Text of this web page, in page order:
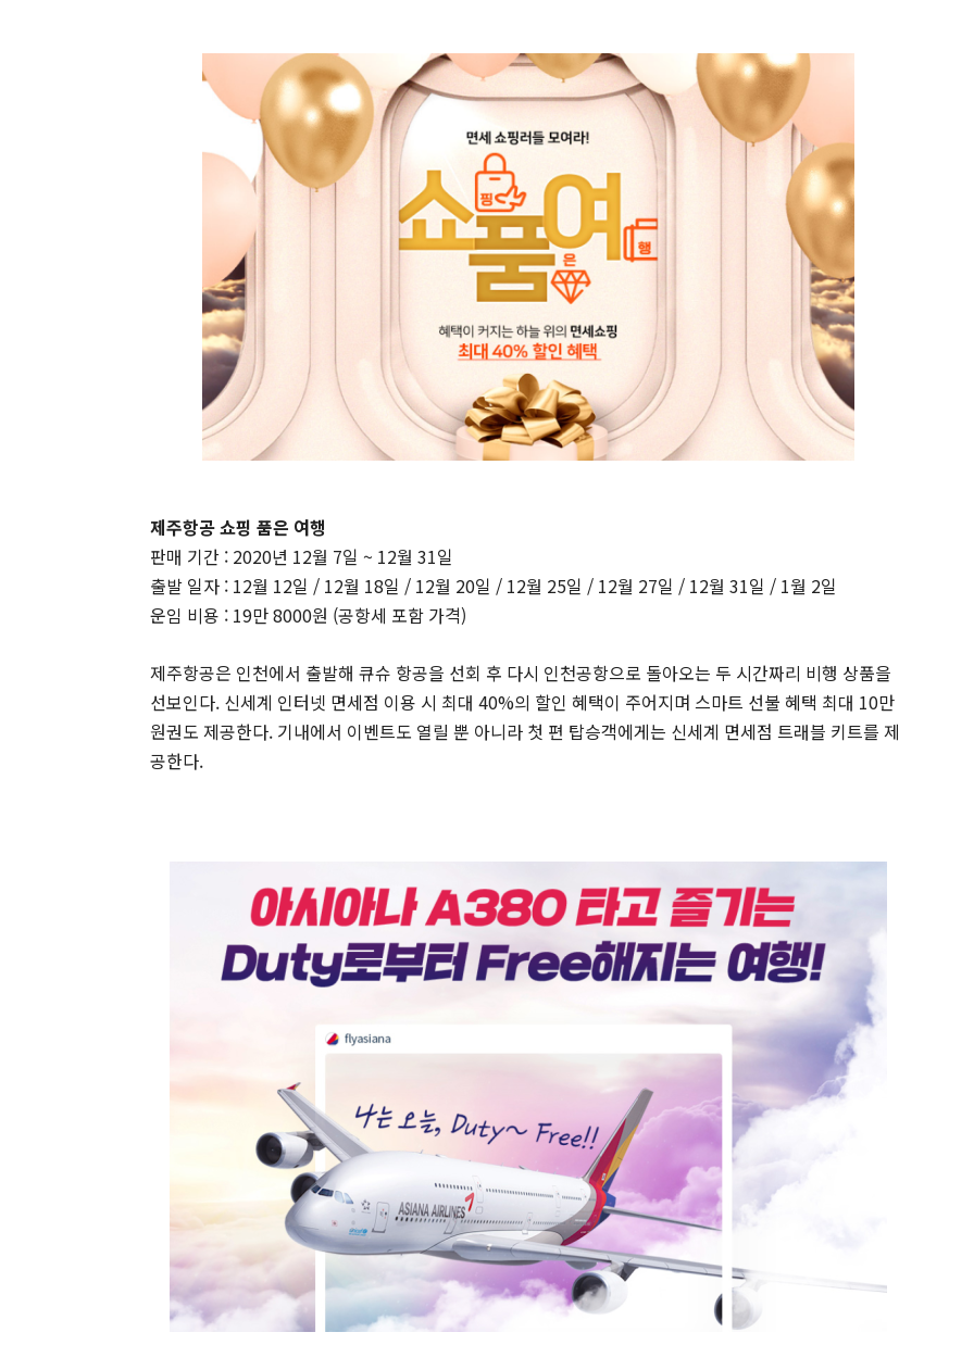
제주항공 쇼핑 품은 여행
판매 기간 : 2020년 12월 7일 ~ 12월 31일
출발 일자 : 12월 12일 / 12월 18일 / 12월 20일 / 12월 25일 / 12월 27일 / 12월 31일 / 1월 2일
운임 비용 : 19만 8000원 (공항세 포함 가격)
제주항공은 인천에서 출발해 큐슈 항공을 선회 후 다시 인천공항으로 돌아오는 두 시간짜리 비행 상품을
선보인다. 신세계 인터넷 면세점 이용 시 최대 40%의 할인 혜택이 주어지며 스마트 선불 혜택 최대 10만
원권도 제공한다. 기내에서 이벤트도 열릴 뿐 아니라 첫 편 탑승객에게는 신세계 면세점 트래블 키트를 제
공한다.